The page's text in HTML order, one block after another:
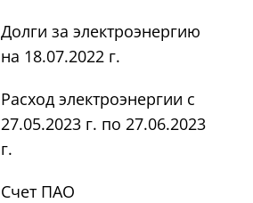
Долги за электроэнергию
на 18.07.2022 г.
Расход электроэнергии с
27.05.2023 г. по 27.06.2023
г.
Счет ПАО